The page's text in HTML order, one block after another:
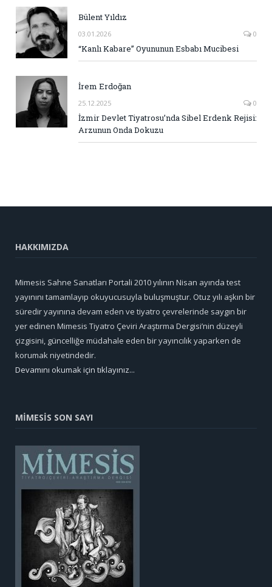
Bülent Yıldız
03.01.2026 0
“Kanlı Kabare” Oyununun Esbabı Mucibesi
İrem Erdoğan
25.12.2025 0
İzmir Devlet Tiyatrosu’nda Sibel Erdenk Rejisi:
Arzunun Onda Dokuzu
HAKKIMIZDA
Mimesis Sahne Sanatları Portali 2010 yılının Nisan ayında test
yayınını tamamlayıp okuyucusuyla buluşmuştur. Otuz yılı aşkın bir
süredir yayınına devam eden ve tiyatro çevrelerinde saygın bir
yer edinen Mimesis Tiyatro Çeviri Araştırma Dergisi’nin düzeyli
çizgisini, güncelliğe müdahale eden bir yayıncılık yaparken de
korumak niyetindedir.
Devamını okumak için tıklayınız...
MİMESİS SON SAYI